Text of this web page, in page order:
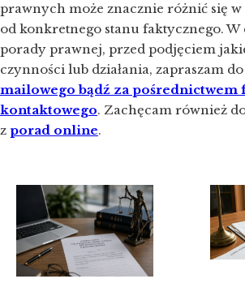
prawnych może znacznie różnić się w
od konkretnego stanu faktycznego.
porady prawnej, przed podjęciem
czynności lub działania, zapraszam do
mailowego bądź za
kontaktowego. Zachęcam również
z porad online.